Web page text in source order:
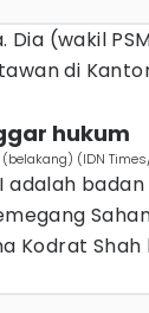
(wakil
di
hukum
(IDN
adalah
Kodrat Shah